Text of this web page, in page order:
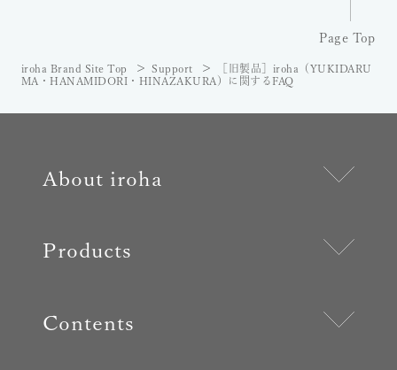
Page Top
iroha Brand Site Top Support
［旧製品］iroha（YUKIDARU
MA・HANAMIDORI・HINAZAKURA）に関するFAQ
About iroha
Products
Contents